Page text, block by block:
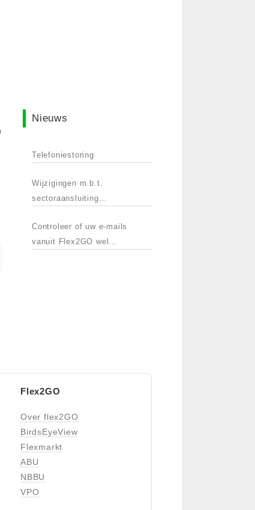
Nieuws
Telefoniestoring
Wijzigingen m.b.t.
sectoraansluiting
Controleer of uw e-mails
vanuit Flex2GO wel
Flex2GO
Over flex2GO
BirdsEyeView
Flexmarkt
ABU
NBBU
VPO